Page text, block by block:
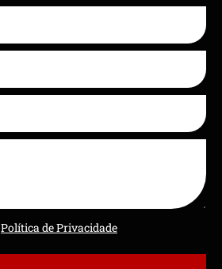
Política de Privacidade